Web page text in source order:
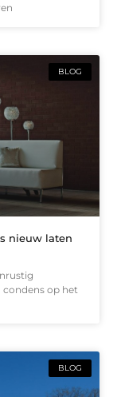
BLOG
nieuw laten
condens op het
BLOG